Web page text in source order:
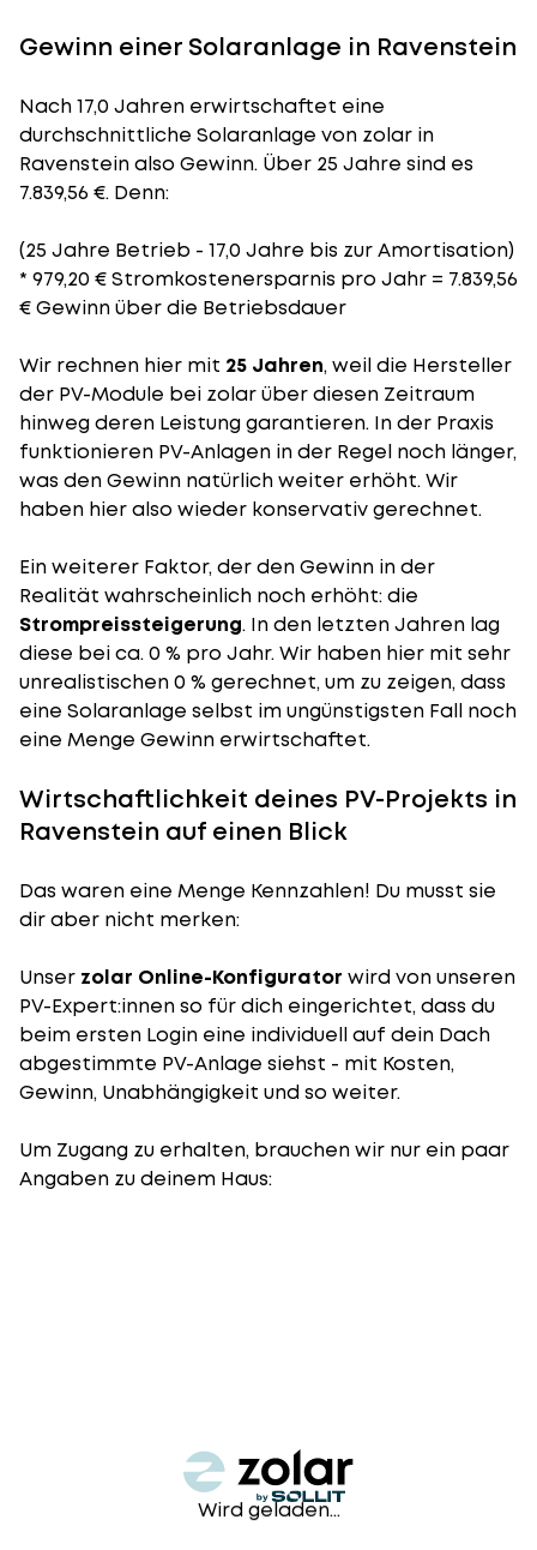
Gewinn einer Solaranlage in Ravenstein
Nach 17,0 Jahren erwirtschaftet eine
durchschnittliche Solaranlage von zolar in
Ravenstein also Gewinn. Über 25 Jahre sind es
7.839,56 €. Denn:
(25 Jahre Betrieb - 17,0 Jahre bis zur Amortisation)
* 979,20 € Stromkostenersparnis pro Jahr = 7.839,56
€ Gewinn über die Betriebsdauer
Wir rechnen hier mit 25 Jahren, weil die Hersteller
der PV-Module bei zolar über diesen Zeitraum
hinweg deren Leistung garantieren. In der Praxis
funktionieren PV-Anlagen in der Regel noch länger,
was den Gewinn natürlich weiter erhöht. Wir
haben hier also wieder konservativ gerechnet.
Ein weiterer Faktor, der den Gewinn in der
Realität wahrscheinlich noch erhöht: die
Strompreissteigerung. In den letzten Jahren lag
diese bei ca. 0 % pro Jahr. Wir haben hier mit sehr
unrealistischen 0 % gerechnet, um zu zeigen, dass
eine Solaranlage selbst im ungünstigsten Fall noch
eine Menge Gewinn erwirtschaftet.
Wirtschaftlichkeit deines PV-Projekts in
Ravenstein auf einen Blick
Das waren eine Menge Kennzahlen! Du musst sie
dir aber nicht merken:
Unser zolar Online-Konfigurator wird von unseren
PV-Expert:innen so für dich eingerichtet, dass du
beim ersten Login eine individuell auf dein Dach
abgestimmte PV-Anlage siehst - mit Kosten,
Gewinn, Unabhängigkeit und so weiter.
Um Zugang zu erhalten, brauchen wir nur ein paar
Angaben zu deinem Haus:
Wird geladen...